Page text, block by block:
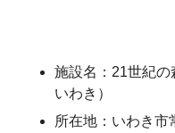
施設名：21世紀
いわき）
所在地：いわき市